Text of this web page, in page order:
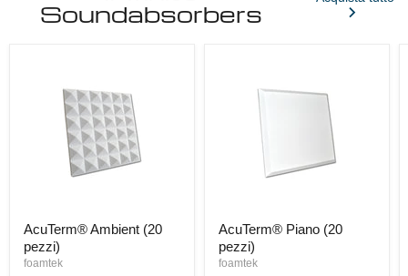
Soundabsorbers
AcuTerm® Ambient (20
pezzi)
foamtek
AcuTerm® Piano (20
pezzi)
foamtek